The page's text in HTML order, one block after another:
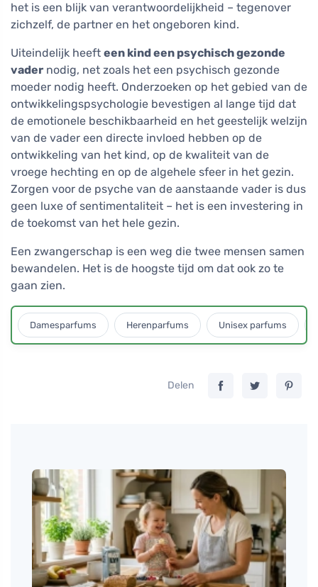
het is een blijk van verantwoordelijkheid – tegenover
zichzelf, de partner en het ongeboren kind.
Uiteindelijk heeft een kind een psychisch gezonde
vader nodig, net zoals het een psychisch gezonde
moeder nodig heeft. Onderzoeken op het gebied van de
ontwikkelingspsychologie bevestigen al lange tijd dat
de emotionele beschikbaarheid en het geestelijk welzijn
van de vader een directe invloed hebben op de
ontwikkeling van het kind, op de kwaliteit van de
vroege hechting en op de algehele sfeer in het gezin.
Zorgen voor de psyche van de aanstaande vader is dus
geen luxe of sentimentaliteit – het is een investering in
de toekomst van het hele gezin.
Een zwangerschap is een weg die twee mensen samen
bewandelen. Het is de hoogste tijd om dat ook zo te
gaan zien.
Damesparfums Herenparfums Unisex parfums
Delen